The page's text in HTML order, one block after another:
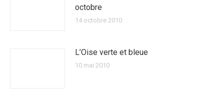
octobre
14 octobre 2010
L’Oise verte et bleue
10 mai 2010